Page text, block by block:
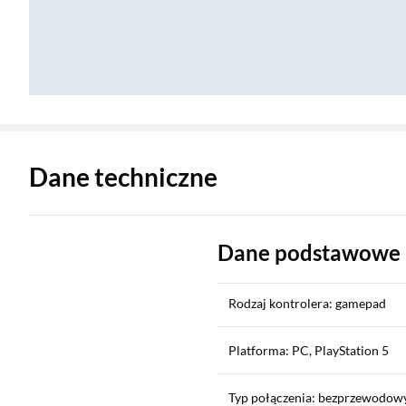
Dane techniczne
Dane podstawowe
Rodzaj kontrolera: gamepad
Platforma: PC, PlayStation 5
Typ połączenia: